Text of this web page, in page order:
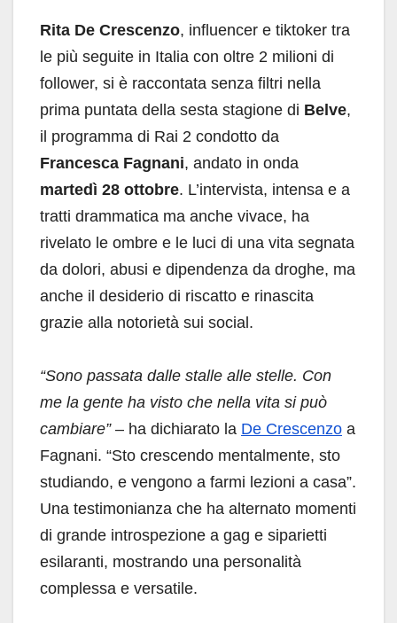
Rita De Crescenzo, influencer e tiktoker tra
le più seguite in Italia con oltre 2 milioni di
follower, si è raccontata senza filtri nella
prima puntata della sesta stagione di Belve,
il programma di Rai 2 condotto da
Francesca Fagnani, andato in onda
martedì 28 ottobre. L’intervista, intensa e a
tratti drammatica ma anche vivace, ha
rivelato le ombre e le luci di una vita segnata
da dolori, abusi e dipendenza da droghe, ma
anche il desiderio di riscatto e rinascita
grazie alla notorietà sui social.
“Sono passata dalle stalle alle stelle. Con
me la gente ha visto che nella vita si può
cambiare”– ha dichiarato la De Crescenzo a
Fagnani. “Sto crescendo mentalmente, sto
studiando, e vengono a farmi lezioni a casa”.
Una testimonianza che ha alternato momenti
di grande introspezione a gag e siparietti
esilaranti, mostrando una personalità
complessa e versatile.